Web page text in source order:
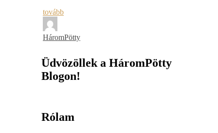
tovább
HáromPötty
Üdvözöllek a HáromPötty
Blogon!
Rólam